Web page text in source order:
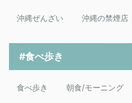
沖縄ぜんざい 沖縄の禁煙店
#食べ歩き
食べ歩き 朝食/モーニング